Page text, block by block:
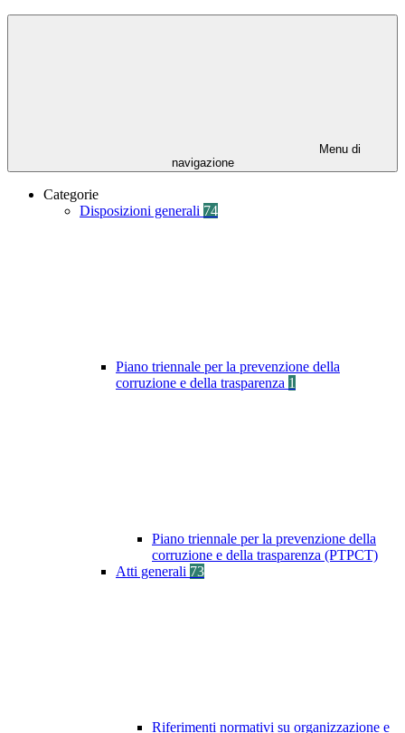
Menu di
navigazione
Categorie
Disposizioni generali 74
Piano triennale per la prevenzione della
corruzione e della trasparenza 1
Piano triennale per la prevenzione della
corruzione e della trasparenza (PTPCT)
Atti generali 73
Riferimenti normativi su organizzazione e